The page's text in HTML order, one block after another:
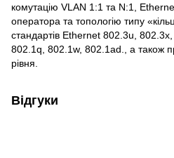
комутацію VLAN 1:1 та N:1,
оператора та топологію типу
стандартів Ethernet 802.3u,
802.1q, 802.1w, 802.1ad., а також
рівня.
Відгуки